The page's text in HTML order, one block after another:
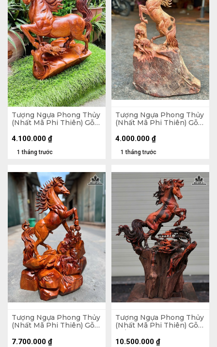
Tượng Ngựa Phong Thủy
(Nhất Mã Phi Thiên) Gỗ
Sâu 25 (cm)
1 tháng trước
4.100.000 ₫
Tượng Ngựa Phong Thủy
(Nhất Mã Phi Thiên) Gỗ
Sâu 17 (cm)
1 tháng trước
4.000.000 ₫
Tượng Ngựa Phong Thủy
(Nhất Mã Phi Thiên) Gỗ
Sâu 24 (cm) - 20kg
7.700.000 ₫
Tượng Ngựa Phong Thủy
(Nhất Mã Phi Thiên) Gỗ
Sâu 20 (cm)
10.500.000 ₫